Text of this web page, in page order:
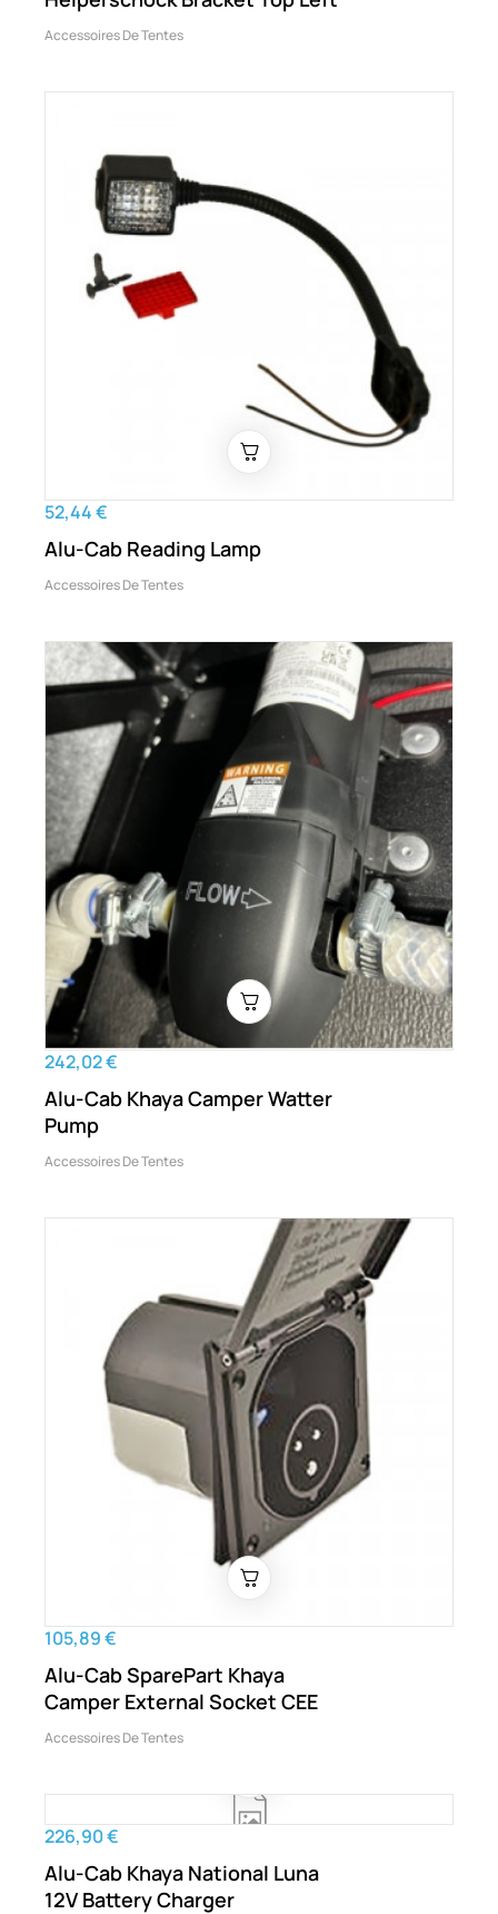
Accessoires De Tentes
52,44 €
Alu-Cab Reading Lamp
Accessoires De Tentes
242,02 €
Alu-Cab Khaya Camper Watter
Pump
Accessoires De Tentes
105,89 €
Alu-Cab SparePart Khaya
Camper External Socket CEE
Accessoires De Tentes
226,90 €
Alu-Cab Khaya National Luna
12V Battery Charger